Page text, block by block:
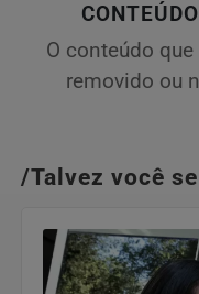
O conteúdo
removido ou
/Talvez você